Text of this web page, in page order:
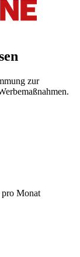
zur
pro Monat